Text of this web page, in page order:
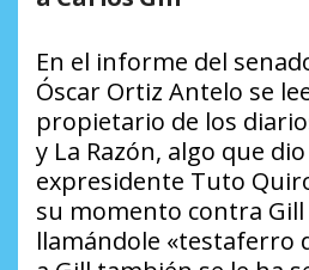
En el informe del
Óscar Ortiz Antelo se
propietario de los
y La Razón, algo que
expresidente Tuto
su momento contra Gill
llamándole «testaferro